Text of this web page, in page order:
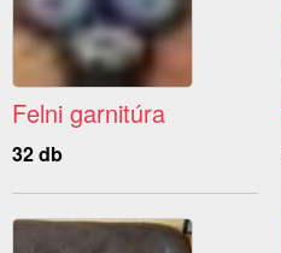
Felni garnitúra
32 db